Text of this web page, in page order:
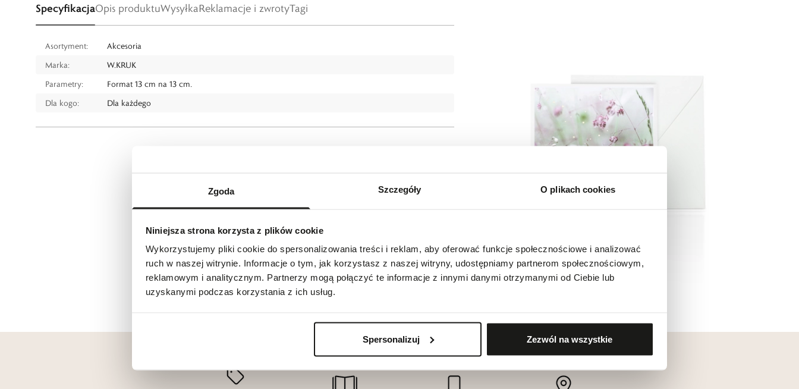
Zgoda Szczegóły O plikach cookies
Niniejsza strona korzysta z plików cookie
Wykorzystujemy pliki cookie do spersonalizowania treści i reklam, aby oferować funkcje społecznościowe i analizować
ruch w naszej witrynie. Informacje o tym, jak korzystasz z naszej witryny, udostępniamy partnerom społecznościowym,
reklamowym i analitycznym. Partnerzy mogą połączyć te informacje z innymi danymi otrzymanymi od Ciebie lub
uzyskanymi podczas korzystania z ich usług.
Spersonalizuj Zezwól na wszystkie
SpecyfikacjaOpis produktuWysyłkaReklamacje i zwrotyTagi
Asortyment:
Akcesoria
Marka:
W.KRUK
Parametry:
Format 13 cm na 13 cm.
Dla kogo:
Dla każdego